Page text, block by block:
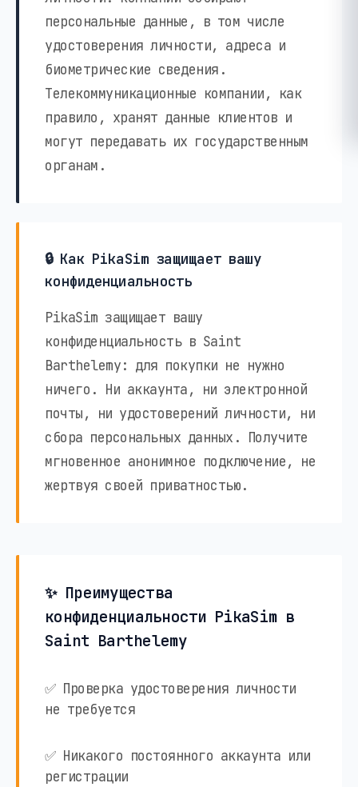
персональные данные, в том числе
удостоверения личности, адреса и
биометрические сведения.
Телекоммуникационные компании, как
правило, хранят данные клиентов и
могут передавать их государственным
органам.
🔒 Как PikaSim защищает вашу
конфиденциальность
PikaSim защищает вашу
конфиденциальность в Saint
Barthelemy: для покупки не нужно
ничего. Ни аккаунта, ни электронной
почты, ни удостоверений личности, ни
сбора персональных данных. Получите
мгновенное анонимное подключение, не
жертвуя своей приватностью.
✨ Преимущества
конфиденциальности PikaSim в
Saint Barthelemy
✅ Проверка удостоверения личности
не требуется
✅ Никакого постоянного аккаунта или
регистрации